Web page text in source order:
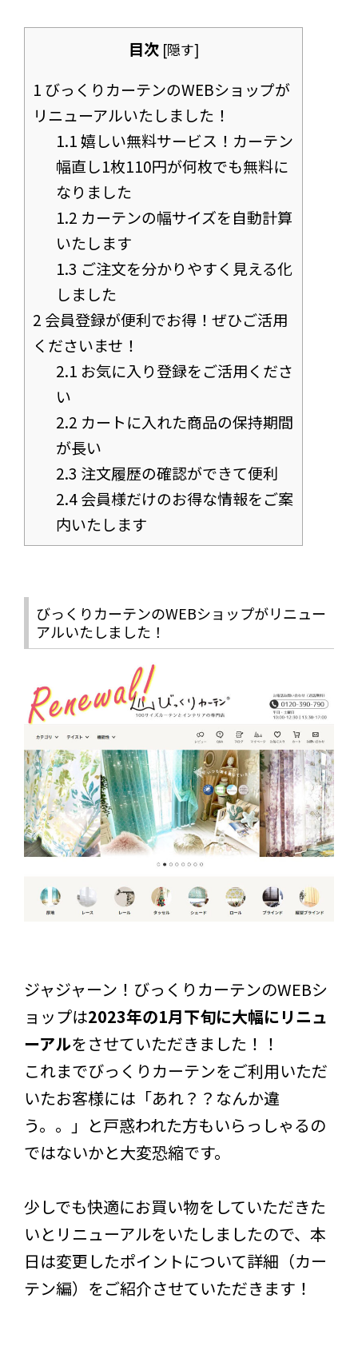
目次 [隠す]
1 びっくりカーテンのWEBショップが
リニューアルいたしました！
1.1嬉しい無料サービス！カーテン
幅直し1枚110円が何枚でも無料に
なりました
1.2 カーテンの幅サイズを自動計算
いたします
1.3 ご注文を分かりやすく見える化
しました
2 会員登録が便利でお得！ぜひご活用
くださいませ！
2.1 お気に入り登録をご活用くださ
い
2.2 カートに入れた商品の保持期間
が長い
2.3 注文履歴の確認ができて便利
2.4会員様だけのお得な情報をご案
内いたします
びっくりカーテンのWEBショップがリニュー
アルいたしました！
ジャジャーン！びっくりカーテンのWEBシ
ョップは2023年の1月下旬に大幅にリニュ
ーアルをさせていただきました！！
これまでびっくりカーテンをご利用いただ
いたお客様には「あれ？？なんか違
う。。」と戸惑われた方もいらっしゃるの
ではないかと大変恐縮です。
少しでも快適にお買い物をしていただきた
いとリニューアルをいたしましたので、本
日は変更したポイントについて詳細（カー
テン編）をご紹介させていただきます！